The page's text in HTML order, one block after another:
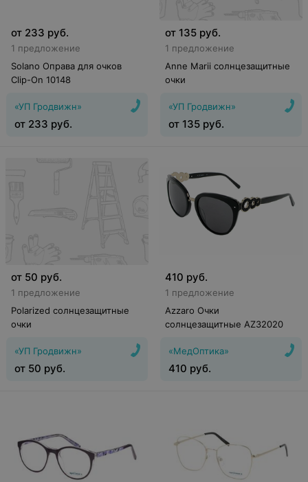
от 233 руб.
1 предложение
Solano Оправа для очков
Clip-On 10148
«УП Гродвижн»
от 233 руб.
от 135 руб.
1 предложение
Anne Marii солнцезащитные
очки
«УП Гродвижн»
от 135 руб.
от 50 руб.
1 предложение
Polarized солнцезащитные
очки
«УП Гродвижн»
от 50 руб.
410 руб.
1 предложение
Azzaro Очки
солнцезащитные AZ32020
«МедОптика»
410 руб.